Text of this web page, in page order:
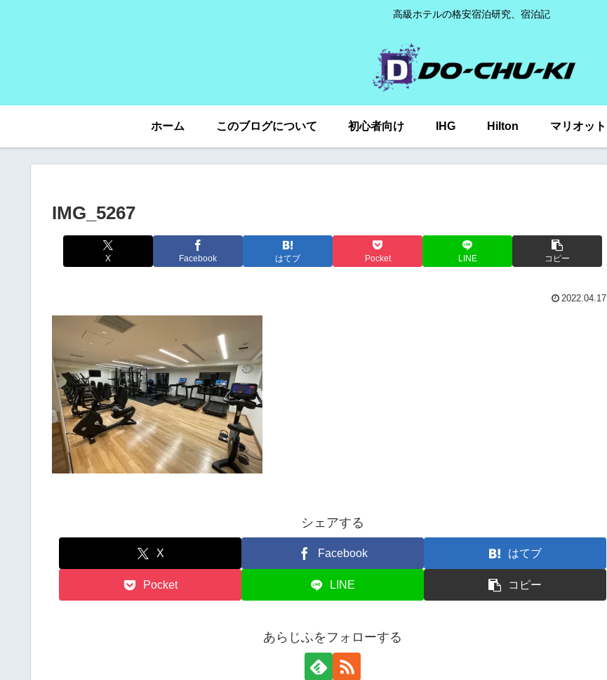
高級ホテルの格安宿泊研究、宿泊記
ホーム このブログについて 初心者向け IHG Hilton マリオット
IMG_5267
X Facebook はてブ Pocket LINE コピー
2022.04.17
シェアする
X Facebook はてブ
Pocket LINE コピー
あらじふをフォローする